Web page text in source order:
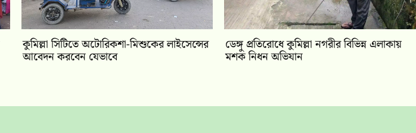
কুমিল্লা সিটিতে অটোরিকশা-মিশুকের লাইসেন্সের
আবেদন করবেন যেভাবে
ডেঙ্গু প্রতিরোধে কুমিল্লা নগরীর বিভিন্ন এলাকায়
মশক নিধন অভিযান